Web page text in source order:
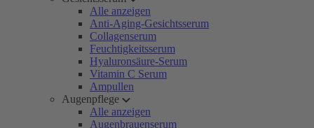
Alle anzeigen
Anti-Aging-Gesichtsserum
Collagenserum
Feuchtigkeitsserum
Hyaluronsäure-Serum
Vitamin C Serum
Ampullen
Augenpflege
Alle anzeigen
Augenbrauenserum